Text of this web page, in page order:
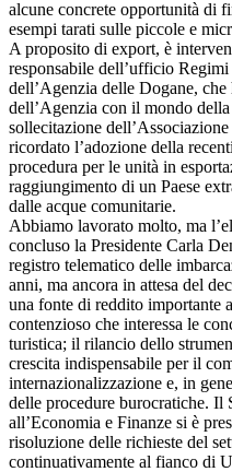
alcune concrete opportunità di
esempi tarati sulle piccole e
A proposito di export, è
responsabile dell’ufficio
dell’Agenzia delle Dogane,
dell’Agenzia con il mondo
sollecitazione
ricordato l’adozione della
procedura per le unità in
raggiungimento di un Paese
dalle acque comunitarie.
Abbiamo lavorato molto, ma
concluso la Presidente Carla
registro telematico delle
anni, ma ancora in attesa del
una fonte di reddito importante
contenzioso che interessa le
turistica; il rilancio dello
crescita indispensabile per il
internazionalizzazione e, in
delle procedure burocratiche. Il
all’Economia e Finanze si è
risoluzione delle richieste del
continuativamente al fianco di